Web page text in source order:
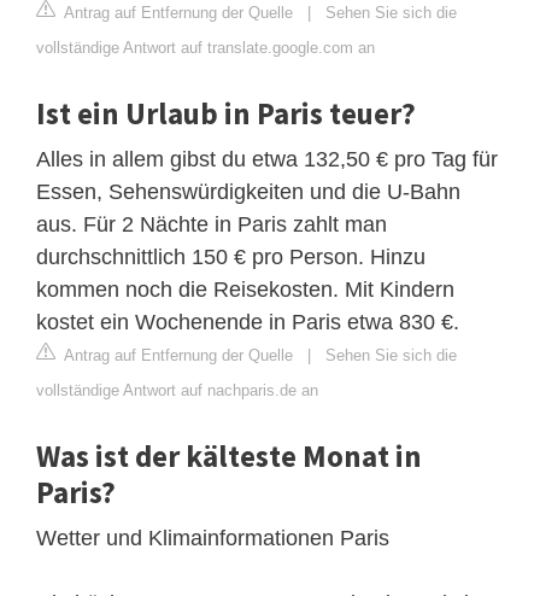
Antrag auf Entfernung der Quelle | Sehen Sie sich die
vollständige Antwort auf translate.google.com an
Ist ein Urlaub in Paris teuer?
Alles in allem gibst du etwa 132,50 € pro Tag für
Essen, Sehenswürdigkeiten und die U-Bahn
aus. Für 2 Nächte in Paris zahlt man
durchschnittlich 150 € pro Person. Hinzu
kommen noch die Reisekosten. Mit Kindern
kostet ein Wochenende in Paris etwa 830 €.
Antrag auf Entfernung der Quelle | Sehen Sie sich die
vollständige Antwort auf nachparis.de an
Was ist der kälteste Monat in
Paris?
Wetter und Klimainformationen Paris